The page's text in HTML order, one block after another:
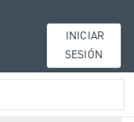
SESIÓN